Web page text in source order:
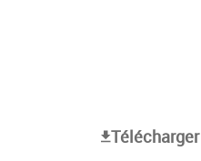
Télécharger